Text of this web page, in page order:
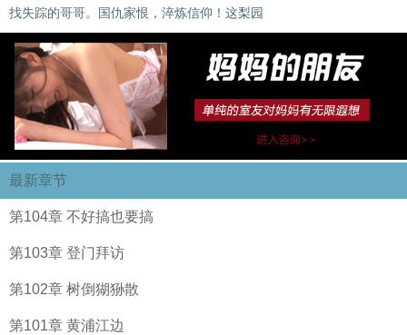
找失踪的哥哥。国仇家恨，淬炼信仰！这梨园
最新章节
第104章 不好搞也要搞
第103章 登门拜访
第102章 树倒猢狲散
第101章 黄浦江边